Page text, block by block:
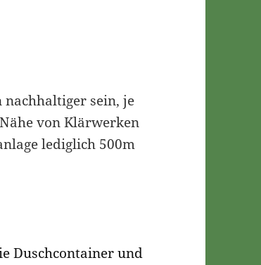
sein, je
von Klärwerken
lediglich 500m
Duschcontainer und